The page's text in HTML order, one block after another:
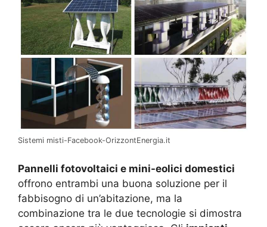
Sistemi misti-Facebook-OrizzontEnergia.it
Pannelli fotovoltaici e mini-eolici domestici
offrono entrambi una buona soluzione per il
fabbisogno di un’abitazione, ma la
combinazione tra le due tecnologie si dimostra